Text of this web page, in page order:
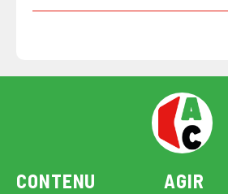
CONTENU AGIR